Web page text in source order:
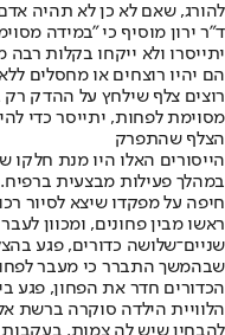
להורג, שאם לא כן לא תהיה
ד"ר ירון מוסיף כי "במידה
יתייסרו ולא ייקחו בקלות
הם יהיו רוצחים או מחסלים
רוצים צלף שילחץ על ההדק
מסוימת לפחות, יתייסר כדי
הצלף שהתפרק
הייסורים האלו היו מנת
במהלך פעילות מבצעית
חיפה על מפקדו שיצא לסיור
ראשו מבין פחונים, ומכוון
שניים־שלושה כדורים, פגע
שבהמשך התברר כי מעבר
הכדורים חדר את הפחון, פגע בילדה בת 3
הלוויית הילדה סוקרה ברשת